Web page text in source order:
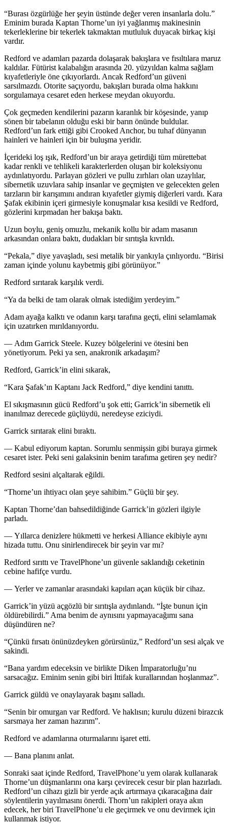
“Burası özgürlüğe her şeyin üstünde değer veren insanlarla dolu.”
Eminim burada Kaptan Thorne’un iyi yağlanmış makinesinin
tekerleklerine bir tekerlek takmaktan mutluluk duyacak birkaç kişi
vardır.
Redford ve adamları pazarda dolaşarak bakışlara ve fısıltılara maruz
kaldılar. Fütürist kalabalığın arasında 20. yüzyıldan kalma sağlam
kıyafetleriyle öne çıkıyorlardı. Ancak Redford’un güveni
sarsılmazdı. Otorite saçıyordu, bakışları burada olma hakkını
sorgulamaya cesaret eden herkese meydan okuyordu.
Çok geçmeden kendilerini pazarın karanlık bir köşesinde, yanıp
sönen bir tabelanın olduğu eski bir barın önünde buldular.
Redford’un fark ettiği gibi Crooked Anchor, bu tuhaf dünyanın
hainleri ve hainleri için bir buluşma yeridir.
İçerideki loş ışık, Redford’un bir araya getirdiği tüm mürettebat
kadar renkli ve tehlikeli karakterlerden oluşan bir koleksiyonu
aydınlatıyordu. Parlayan gözleri ve pullu zırhları olan uzaylılar,
sibernetik uzuvlara sahip insanlar ve geçmişten ve gelecekten gelen
tarzların bir karışımını andıran kıyafetler giymiş diğerleri vardı. Kara
Şafak ekibinin içeri girmesiyle konuşmalar kısa kesildi ve Redford,
gözlerini kırpmadan her bakışa baktı.
Uzun boylu, geniş omuzlu, mekanik kollu bir adam masanın
arkasından onlara baktı, dudakları bir sırıtışla kıvrıldı.
“Pekala,” diye yavaşladı, sesi metalik bir yankıyla çınlıyordu. “Birisi
zaman içinde yolunu kaybetmiş gibi görünüyor.”
Redford sırıtarak karşılık verdi.
“Ya da belki de tam olarak olmak istediğim yerdeyim.”
Adam ayağa kalktı ve odanın karşı tarafına geçti, elini selamlamak
için uzatırken mırıldanıyordu.
— Adım Garrick Steele. Kuzey bölgelerini ve ötesini ben
yönetiyorum. Peki ya sen, anakronik arkadaşım?
Redford, Garrick’in elini sıkarak,
“Kara Şafak’ın Kaptanı Jack Redford,” diye kendini tanıttı.
El sıkışmasının gücü Redford’u şok etti; Garrick’in sibernetik eli
inanılmaz derecede güçlüydü, neredeyse eziciydi.
Garrick sırıtarak elini bıraktı.
— Kabul ediyorum kaptan. Sorumlu senmişsin gibi buraya girmek
cesaret ister. Peki seni galaksinin benim tarafıma getiren şey nedir?
Redford sesini alçaltarak eğildi.
“Thorne’un ihtiyacı olan şeye sahibim.” Güçlü bir şey.
Kaptan Thorne’dan bahsedildiğinde Garrick’in gözleri ilgiyle
parladı.
— Yıllarca denizlere hükmetti ve herkesi Alliance ekibiyle aynı
hizada tuttu. Onu sinirlendirecek bir şeyin var mı?
Redford sırıttı ve TravelPhone’un güvenle saklandığı ceketinin
cebine hafifçe vurdu.
— Yerler ve zamanlar arasındaki kapıları açan küçük bir cihaz.
Garrick’in yüzü açgözlü bir sırıtışla aydınlandı. “İşte bunun için
öldürebilirdi.” Ama benim de aynısını yapmayacağımı sana
düşündüren ne?
“Çünkü fırsatı önünüzdeyken görürsünüz,” Redford’un sesi alçak ve
sakindi.
“Bana yardım edeceksin ve birlikte Diken İmparatorluğu’nu
sarsacağız. Eminim senin gibi biri İttifak kurallarından hoşlanmaz”.
Garrick güldü ve onaylayarak başını salladı.
“Senin bir omurgan var Redford. Ve haklısın; kurulu düzeni birazcık
sarsmaya her zaman hazırım”.
Redford ve adamlarına oturmalarını işaret etti.
— Bana planını anlat.
Sonraki saat içinde Redford, TravelPhone’u yem olarak kullanarak
Thorne’un düşmanlarını ona karşı çevirecek cesur bir plan hazırladı.
Redford’un cihazı gizli bir yerde açık artırmaya çıkaracağına dair
söylentilerin yayılmasını önerdi. Thorn’un rakipleri oraya akın
edecek, her biri TravelPhone’u ele geçirmek ve onu devirmek için
kullanmak istiyor.